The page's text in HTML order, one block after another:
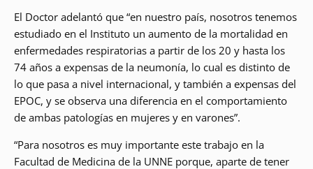
El Doctor adelantó que “en nuestro país, nosotros tenemos
estudiado en el Instituto un aumento de la mortalidad en
enfermedades respiratorias a partir de los 20 y hasta los
74 años a expensas de la neumonía, lo cual es distinto de
lo que pasa a nivel internacional, y también a expensas del
EPOC, y se observa una diferencia en el comportamiento
de ambas patologías en mujeres y en varones”.
“Para nosotros es muy importante este trabajo en la
Facultad de Medicina de la UNNE porque, aparte de tener